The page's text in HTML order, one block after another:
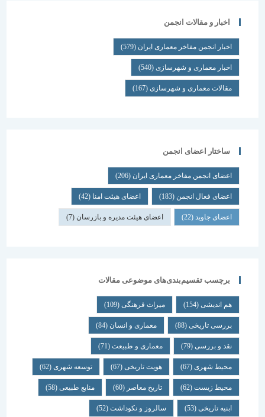
اخبار و مقالات انجمن
اخبار انجمن مفاخر معماری ایران (579)
اخبار معماری و شهرسازی(540)
مقالات معماری و شهرسازی(167)
ساختار اعضای انجمن
اعضای انجمن مفاخر معماری ایران (206)
اعضای فعال انجمن(183) اعضای هیئت امنا(42)
اعضای جاوید(22) اعضای هیئت مدیره و بازرسان(7)
برچسب تقسیم‌بندی‌های موضوعی مقالات
هم اندیشی (154) میراث فرهنگی (109)
بررسی تاریخی (88) معماری و انسان (84)
نقد و بررسی (79) معماری و طبیعت (71)
محیط شهری(67) هویت تاریخی(67) توسعه شهری(62)
محیط زیست(62) تاریخ معاصر(60) منابع طبیعی(58)
ابنیه تاریخی(53) سالروز و نکوداشت(52)